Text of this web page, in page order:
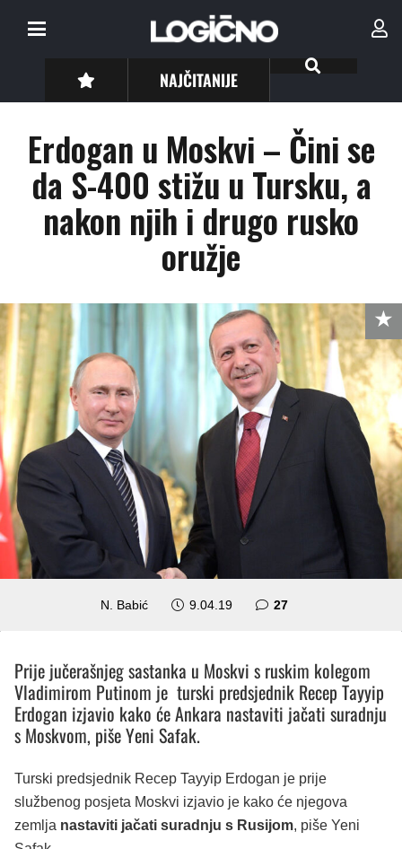
NAJČITANIJE
Erdogan u Moskvi – Čini se
da S-400 stižu u Tursku, a
nakon njih i drugo rusko
oružje
N. Babić 9.04.19 27komentara
Prije jučerašnjeg sastanka u Moskvi s ruskim kolegom
Vladimirom Putinom je turski predsjednik Recep Tayyip
Erdogan izjavio kako će Ankara nastaviti jačati suradnju
s Moskvom, piše Yeni Safak.
Turski predsjednik Recep Tayyip Erdogan je prije
službenog posjeta Moskvi izjavio je kako će njegova
zemlja nastaviti jačati suradnju s Rusijom, piše Yeni